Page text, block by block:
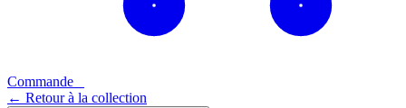
Commande
← Retour à la collection